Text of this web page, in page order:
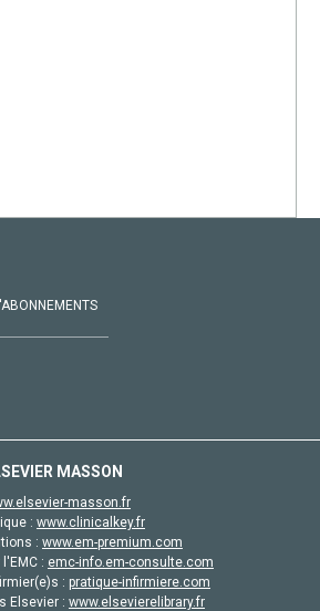
MASSON
masson.fr
: www.clinicalkey.fr
: www.em-premium.com
: emc-info.em-consulte.com
: pratique-infirmiere.com
Elsevier : www.elsevierelibrary.fr